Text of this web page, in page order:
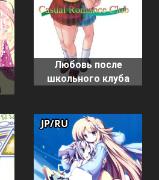
Любовь после
школьного клуба
JP/RU